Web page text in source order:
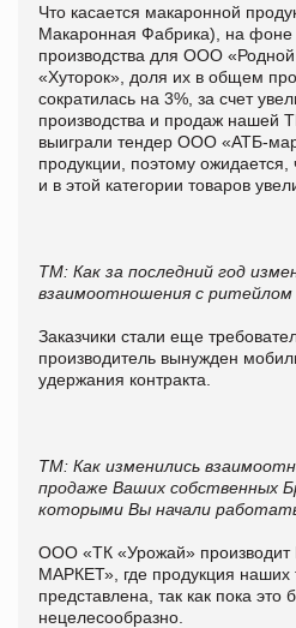
Что касается макаронной
Макаронная Фабрика), на фоне
производства для ООО
«Хуторок», доля их в общем
сократилась на 3%, за счет
производства и продаж нашей
выиграли тендер ООО «АТБ-
продукции, поэтому ожидается,
и в этой категории товаров
ТМ: Как за последний год
взаимоотношения с
Заказчики стали еще
производитель вынужден
удержания контракта.
ТМ: Как изменились
продаже Ваших собственных
которыми Вы начали
ООО «ТК «Урожай» производит
МАРКЕТ», где продукция наших
представлена, так как пока это
нецелесообразно.